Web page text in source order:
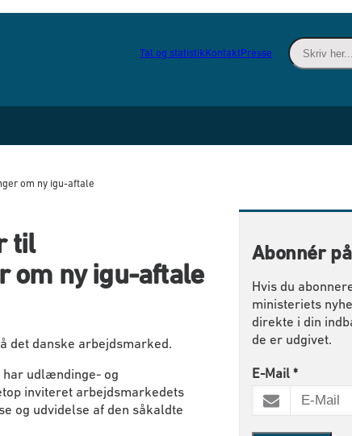
Tal og statistikKontaktPresse
Skriv
om ny igu-aftale
til
om ny igu-aftale
det danske arbejdsmarked.
udlændinge- og
inviteret arbejdsmarkedets
og udvidelse af den såkaldte
Abonnér
Hvis du
ministeriets
direkte i din
de er udgivet.
E-Mail *